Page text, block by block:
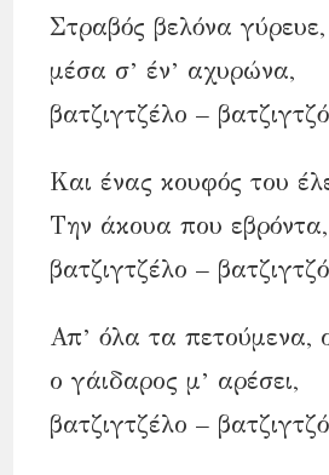
Στραβός βελόνα
μέσα σ’ έν’ αχυρώνα,
βατζιγτζέλο – βατζιγτζό
Και ένας κουφός του
Την άκουα που εβρόντα,
βατζιγτζέλο – βατζιγτζό
Απ’ όλα τα πετούμενα,
ο γάιδαρος μ’ αρέσει,
βατζιγτζέλο – βατζιγτζό